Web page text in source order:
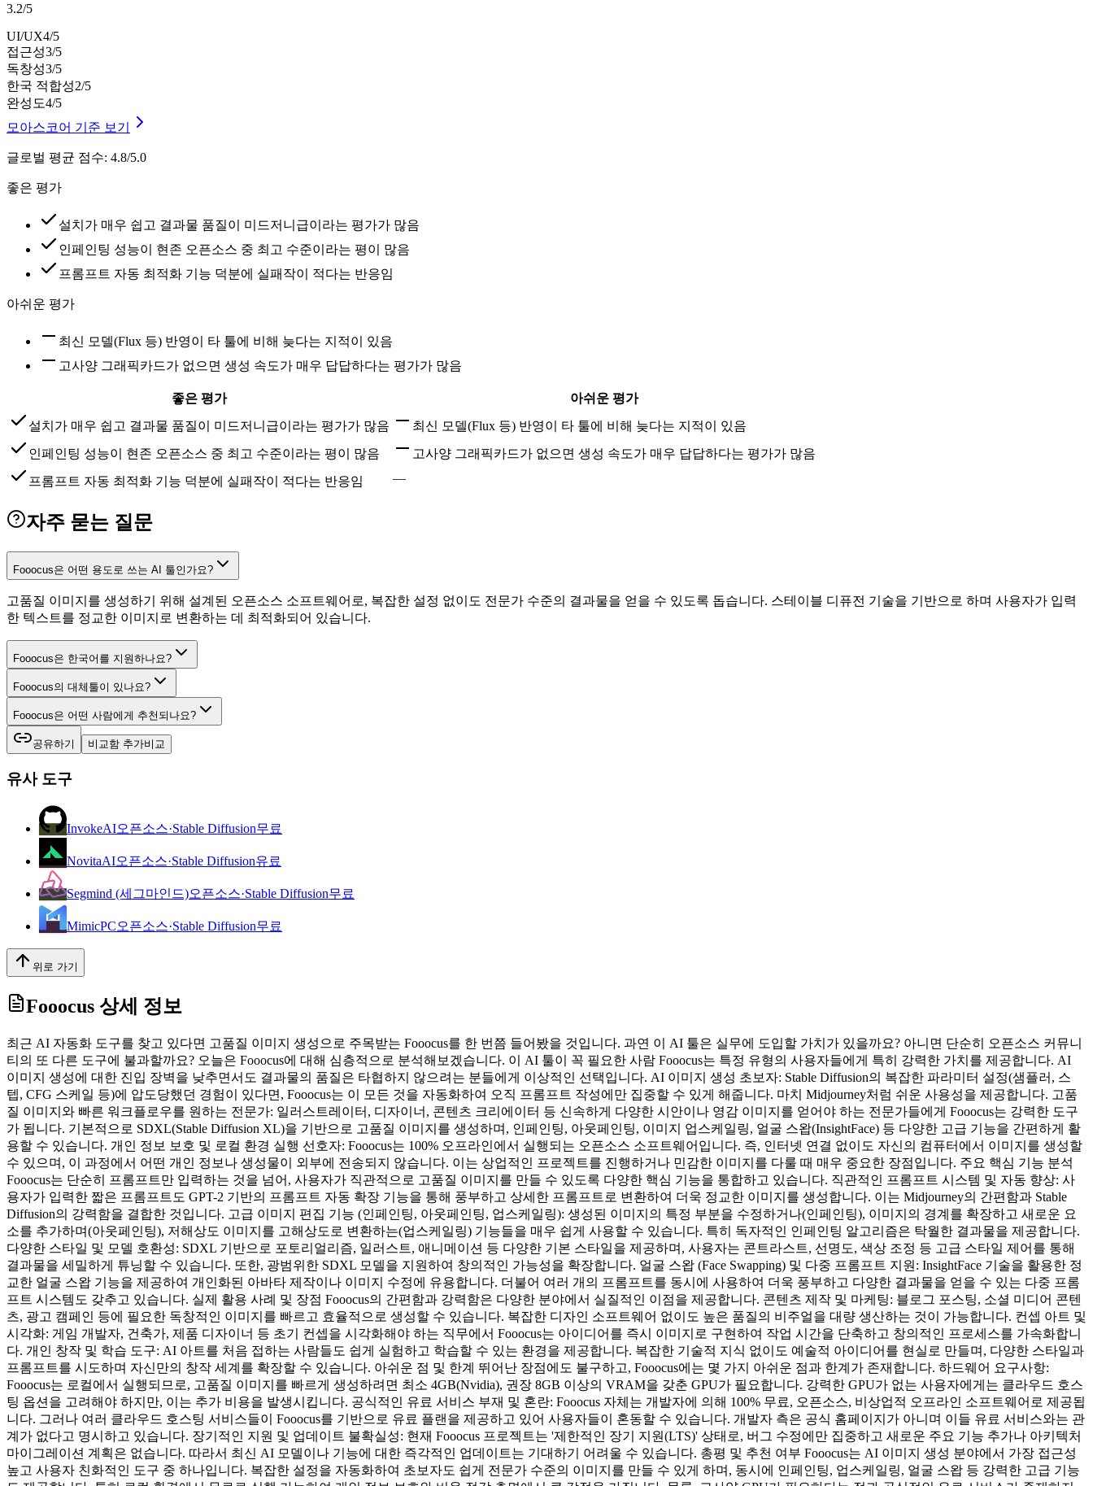
3.2/5
UI/UX4/5
접근성3/5
독창성3/5
한국 적합성2/5
완성도4/5
모아스코어 기준 보기
글로벌 평균 점수: 4.8/5.0
좋은 평가
설치가 매우 쉽고 결과물 품질이 미드저니급이라는 평가가 많음
인페인팅 성능이 현존 오픈소스 중 최고 수준이라는 평이 많음
프롬프트 자동 최적화 기능 덕분에 실패작이 적다는 반응임
아쉬운 평가
최신 모델(Flux 등) 반영이 타 툴에 비해 늦다는 지적이 있음
고사양 그래픽카드가 없으면 생성 속도가 매우 답답하다는 평가가 많음
좋은 평가
아쉬운 평가
설치가 매우 쉽고 결과물 품질이 미드저니급이라는 평가가 많음
최신 모델(Flux 등) 반영이 타 툴에 비해 늦다는 지적이 있음
인페인팅 성능이 현존 오픈소스 중 최고 수준이라는 평이 많음
고사양 그래픽카드가 없으면 생성 속도가 매우 답답하다는 평가가 많음
프롬프트 자동 최적화 기능 덕분에 실패작이 적다는 반응임
—
자주 묻는 질문
Fooocus은 어떤 용도로 쓰는 AI 툴인가요?
고품질 이미지를 생성하기 위해 설계된 오픈소스 소프트웨어로, 복잡한 설정 없이도 전문가 수준의 결과물을 얻을 수 있도록 돕습니다. 스테이블 디퓨전 기술을 기반으로 하며 사용자가 입력
한 텍스트를 정교한 이미지로 변환하는 데 최적화되어 있습니다.
Fooocus은 한국어를 지원하나요?
Fooocus의 대체툴이 있나요?
Fooocus은 어떤 사람에게 추천되나요?
공유하기 비교함 추가비교
유사 도구
InvokeAI오픈소스·Stable Diffusion무료
NovitaAI오픈소스·Stable Diffusion유료
Segmind (세그마인드)오픈소스·Stable Diffusion무료
MimicPC오픈소스·Stable Diffusion무료
위로 가기
Fooocus 상세 정보
최근 AI 자동화 도구를 찾고 있다면 고품질 이미지 생성으로 주목받는 Fooocus를 한 번쯤 들어봤을 것입니다. 과연 이 AI 툴은 실무에 도입할 가치가 있을까요? 아니면 단순히 오픈소스 커뮤니
티의 또 다른 도구에 불과할까요? 오늘은 Fooocus에 대해 심층적으로 분석해보겠습니다. 이 AI 툴이 꼭 필요한 사람 Fooocus는 특정 유형의 사용자들에게 특히 강력한 가치를 제공합니다. AI
이미지 생성에 대한 진입 장벽을 낮추면서도 결과물의 품질은 타협하지 않으려는 분들에게 이상적인 선택입니다. AI 이미지 생성 초보자: Stable Diffusion의 복잡한 파라미터 설정(샘플러, 스
텝, CFG 스케일 등)에 압도당했던 경험이 있다면, Fooocus는 이 모든 것을 자동화하여 오직 프롬프트 작성에만 집중할 수 있게 해줍니다. 마치 Midjourney처럼 쉬운 사용성을 제공합니다. 고품
질 이미지와 빠른 워크플로우를 원하는 전문가: 일러스트레이터, 디자이너, 콘텐츠 크리에이터 등 신속하게 다양한 시안이나 영감 이미지를 얻어야 하는 전문가들에게 Fooocus는 강력한 도구
가 됩니다. 기본적으로 SDXL(Stable Diffusion XL)을 기반으로 고품질 이미지를 생성하며, 인페인팅, 아웃페인팅, 이미지 업스케일링, 얼굴 스왑(InsightFace) 등 다양한 고급 기능을 간편하게 활
용할 수 있습니다. 개인 정보 보호 및 로컬 환경 실행 선호자: Fooocus는 100% 오프라인에서 실행되는 오픈소스 소프트웨어입니다. 즉, 인터넷 연결 없이도 자신의 컴퓨터에서 이미지를 생성할
수 있으며, 이 과정에서 어떤 개인 정보나 생성물이 외부에 전송되지 않습니다. 이는 상업적인 프로젝트를 진행하거나 민감한 이미지를 다룰 때 매우 중요한 장점입니다. 주요 핵심 기능 분석
Fooocus는 단순히 프롬프트만 입력하는 것을 넘어, 사용자가 직관적으로 고품질 이미지를 만들 수 있도록 다양한 핵심 기능을 통합하고 있습니다. 직관적인 프롬프트 시스템 및 자동 향상: 사
용자가 입력한 짧은 프롬프트도 GPT-2 기반의 프롬프트 자동 확장 기능을 통해 풍부하고 상세한 프롬프트로 변환하여 더욱 정교한 이미지를 생성합니다. 이는 Midjourney의 간편함과 Stable
Diffusion의 강력함을 결합한 것입니다. 고급 이미지 편집 기능 (인페인팅, 아웃페인팅, 업스케일링): 생성된 이미지의 특정 부분을 수정하거나(인페인팅), 이미지의 경계를 확장하고 새로운 요
소를 추가하며(아웃페인팅), 저해상도 이미지를 고해상도로 변환하는(업스케일링) 기능들을 매우 쉽게 사용할 수 있습니다. 특히 독자적인 인페인팅 알고리즘은 탁월한 결과물을 제공합니다.
다양한 스타일 및 모델 호환성: SDXL 기반으로 포토리얼리즘, 일러스트, 애니메이션 등 다양한 기본 스타일을 제공하며, 사용자는 콘트라스트, 선명도, 색상 조정 등 고급 스타일 제어를 통해
결과물을 세밀하게 튜닝할 수 있습니다. 또한, 광범위한 SDXL 모델을 지원하여 창의적인 가능성을 확장합니다. 얼굴 스왑 (Face Swapping) 및 다중 프롬프트 지원: InsightFace 기술을 활용한 정
교한 얼굴 스왑 기능을 제공하여 개인화된 아바타 제작이나 이미지 수정에 유용합니다. 더불어 여러 개의 프롬프트를 동시에 사용하여 더욱 풍부하고 다양한 결과물을 얻을 수 있는 다중 프롬
프트 시스템도 갖추고 있습니다. 실제 활용 사례 및 장점 Fooocus의 간편함과 강력함은 다양한 분야에서 실질적인 이점을 제공합니다. 콘텐츠 제작 및 마케팅: 블로그 포스팅, 소셜 미디어 콘텐
츠, 광고 캠페인 등에 필요한 독창적인 이미지를 빠르고 효율적으로 생성할 수 있습니다. 복잡한 디자인 소프트웨어 없이도 높은 품질의 비주얼을 대량 생산하는 것이 가능합니다. 컨셉 아트 및
시각화: 게임 개발자, 건축가, 제품 디자이너 등 초기 컨셉을 시각화해야 하는 직무에서 Fooocus는 아이디어를 즉시 이미지로 구현하여 작업 시간을 단축하고 창의적인 프로세스를 가속화합니
다. 개인 창작 및 학습 도구: AI 아트를 처음 접하는 사람들도 쉽게 실험하고 학습할 수 있는 환경을 제공합니다. 복잡한 기술적 지식 없이도 예술적 아이디어를 현실로 만들며, 다양한 스타일과
프롬프트를 시도하며 자신만의 창작 세계를 확장할 수 있습니다. 아쉬운 점 및 한계 뛰어난 장점에도 불구하고, Fooocus에는 몇 가지 아쉬운 점과 한계가 존재합니다. 하드웨어 요구사항:
Fooocus는 로컬에서 실행되므로, 고품질 이미지를 빠르게 생성하려면 최소 4GB(Nvidia), 권장 8GB 이상의 VRAM을 갖춘 GPU가 필요합니다. 강력한 GPU가 없는 사용자에게는 클라우드 호스
팅 옵션을 고려해야 하지만, 이는 추가 비용을 발생시킵니다. 공식적인 유료 서비스 부재 및 혼란: Fooocus 자체는 개발자에 의해 100% 무료, 오픈소스, 비상업적 오프라인 소프트웨어로 제공됩
니다. 그러나 여러 클라우드 호스팅 서비스들이 Fooocus를 기반으로 유료 플랜을 제공하고 있어 사용자들이 혼동할 수 있습니다. 개발자 측은 공식 홈페이지가 아니며 이들 유료 서비스와는 관
계가 없다고 명시하고 있습니다. 장기적인 지원 및 업데이트 불확실성: 현재 Fooocus 프로젝트는 '제한적인 장기 지원(LTS)' 상태로, 버그 수정에만 집중하고 새로운 주요 기능 추가나 아키텍처
마이그레이션 계획은 없습니다. 따라서 최신 AI 모델이나 기능에 대한 즉각적인 업데이트는 기대하기 어려울 수 있습니다. 총평 및 추천 여부 Fooocus는 AI 이미지 생성 분야에서 가장 접근성
높고 사용자 친화적인 도구 중 하나입니다. 복잡한 설정을 자동화하여 초보자도 쉽게 전문가 수준의 이미지를 만들 수 있게 하며, 동시에 인페인팅, 업스케일링, 얼굴 스왑 등 강력한 고급 기능